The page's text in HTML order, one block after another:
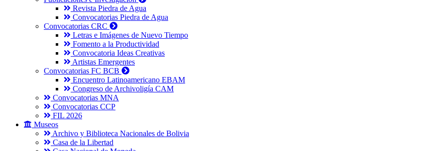
Revista Piedra de Agua
Convocatorias Piedra de Agua
Convocatorias CRC
Letras e Imágenes de Nuevo Tiempo
Fomento a la Productividad
Convocatoria Ideas Creativas
Artistas Emergentes
Convocatorias FC BCB
Encuentro Latinoamericano EBAM
Congreso de Archivoligía CAM
Convocatorias MNA
Convocatorias CCP
FIL 2026
Museos
Archivo y Biblioteca Nacionales de Bolivia
Casa de la Libertad